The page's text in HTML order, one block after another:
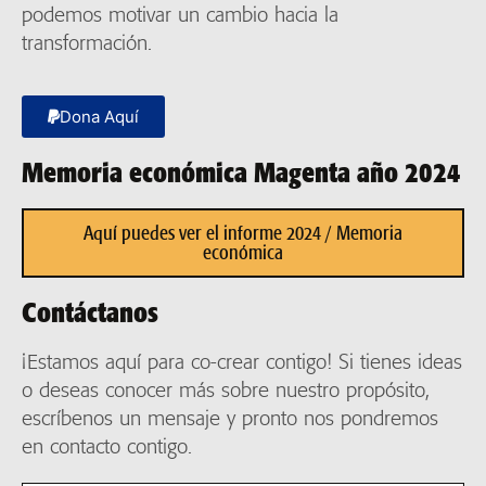
podemos motivar un cambio hacia la
transformación.
Dona Aquí
Memoria económica Magenta año 2024
Aquí puedes ver el informe 2024 / Memoria
económica
Contáctanos
¡Estamos aquí para co-crear contigo! Si tienes ideas
o deseas conocer más sobre nuestro propósito,
escríbenos un mensaje y pronto nos pondremos
en contacto contigo.